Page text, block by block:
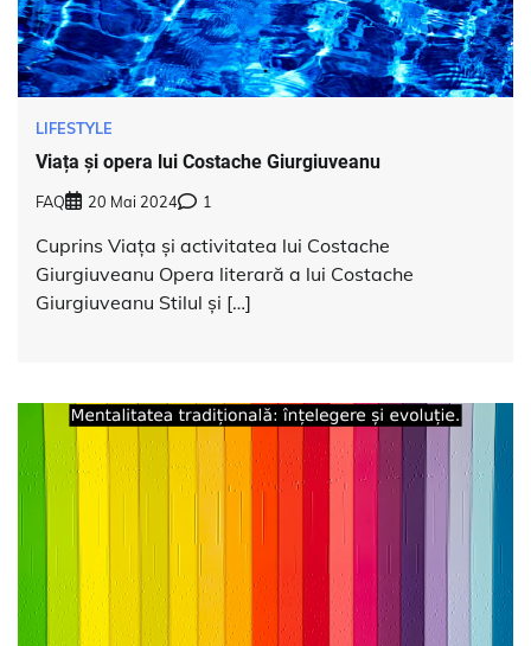
LIFESTYLE
Viața și opera lui Costache Giurgiuveanu
FAQ 20 Mai 2024 1
Cuprins Viața și activitatea lui Costache
Giurgiuveanu Opera literară a lui Costache
Giurgiuveanu Stilul și […]